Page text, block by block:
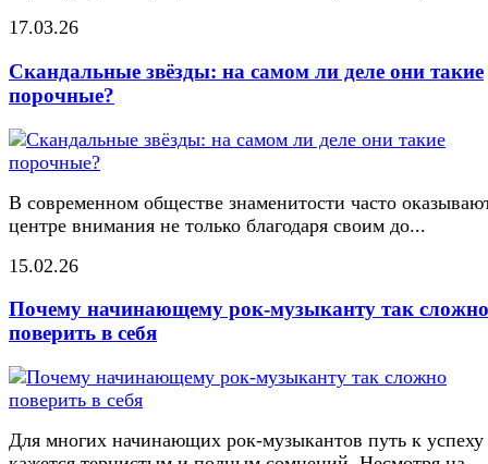
17.03.26
Скандальные звёзды: на самом ли деле они такие
порочные?
В современном обществе знаменитости часто
центре внимания не только благодаря своим до...
15.02.26
Почему начинающему рок-музыканту так сложно
поверить в себя
Для многих начинающих рок-музыкантов путь к успеху